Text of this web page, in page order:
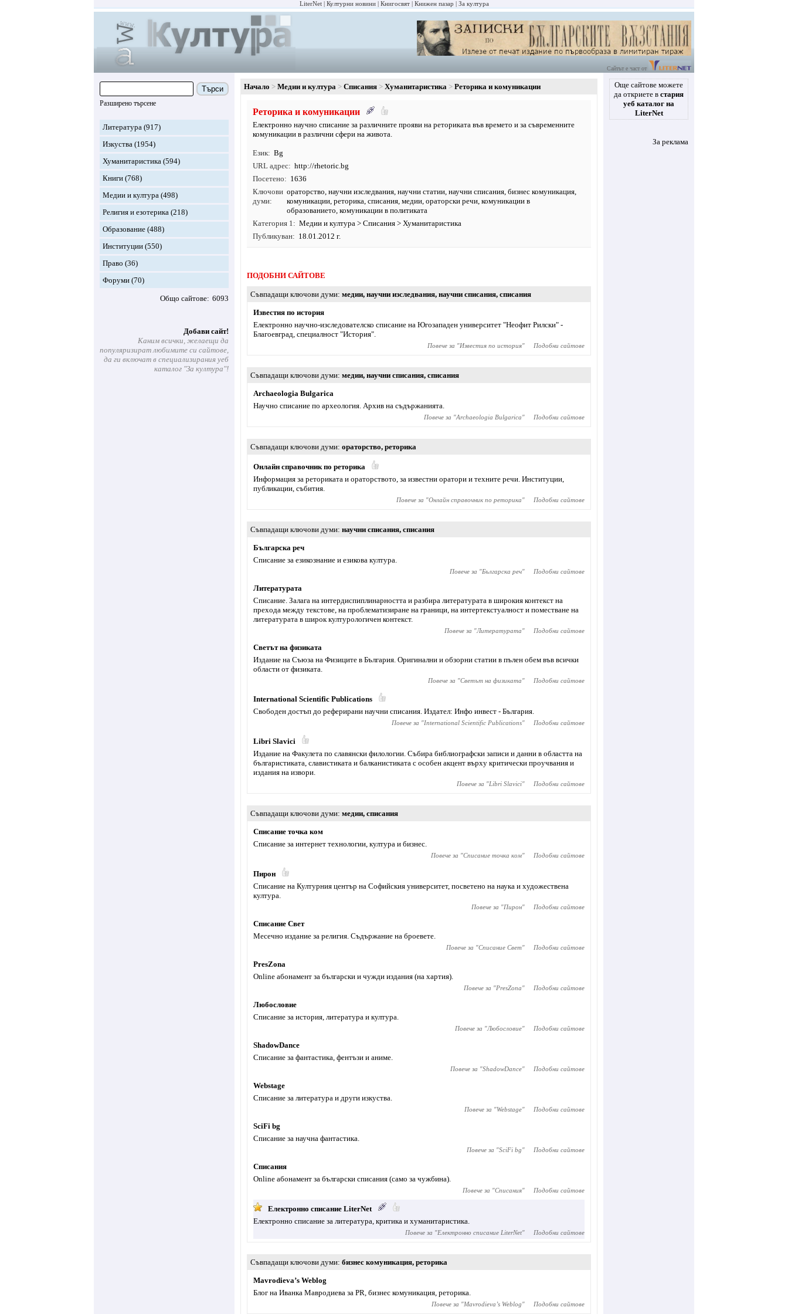
LiterNet Културни новини Книгосвят Книжен пазар За култура
Сайтът е част от
Търси
Разширено търсене
Литература (917)
Изкуства (1954)
Хуманитаристика (594)
Книги (768)
Медии и култура (498)
Религия и езотерика (218)
Образование (488)
Институции (550)
Право (36)
Форуми (70)
Общо сайтове 6093
Добави сайт!
Каним всички, желаещи да
популяризират любимите си сайтове,
да ги включат в специализирания уеб
каталог "За култура"!
Начало Медии и култура Списания Хуманитаристика Реторика и комуникации
Реторика и комуникации
Електронно научно списание за различните прояви на реториката във времето и за съвременните
комуникации в различни сфери на живота.
Език
Bg
URL адрес
http://rhetoric.bg
Посетено
1636
Ключови
думи
ораторство, научни изследвания, научни статии, научни списания, бизнес комуникация,
комуникации, реторика, списания, медии, ораторски речи, комуникации в
образованието, комуникации в политиката
Категория 1
Медии и култура > Списания > Хуманитаристика
Публикуван
18.01.2012 г.
ПОДОБНИ САЙТОВЕ
Съвпадащи ключови думи медии, научни изследвания, научни списания, списания
Известия по история
Електронно научно-изследователско списание на Югозападен университет "Неофит Рилски" -
Благоевград, специалност "История".
Повече за "Известия по история" Подобни сайтове
Съвпадащи ключови думи медии, научни списания, списания
Archaeologia Bulgarica
Научно списание по археология. Архив на съдържанията.
Повече за "Archaeologia Bulgarica" Подобни сайтове
Съвпадащи ключови думи ораторство, реторика
Онлайн справочник по реторика
Информация за реториката и ораторството, за известни оратори и техните речи. Институции,
публикации, събития.
Повече за "Онлайн справочник по реторика" Подобни сайтове
Съвпадащи ключови думи научни списания, списания
Българска реч
Списание за езикознание и езикова култура.
Повече за "Българска реч" Подобни сайтове
Литературата
Списание. Залага на интердиспиплинарността и разбира литературата в широкия контекст на
прехода между текстове, на проблематизиране на граници, на интертекстуалност и поместване на
литературата в широк културологичен контекст.
Повече за "Литературата" Подобни сайтове
Светът на физиката
Издание на Съюза на Физиците в България. Оригинални и обзорни статии в пълен обем във всички
области от физиката.
Повече за "Светът на физиката" Подобни сайтове
International Scientific Publications
Свободен достъп до реферирани научни списания. Издател: Инфо инвест - България.
Повече за "International Scientific Publications" Подобни сайтове
Libri Slavici
Издание на Факулета по славянски филологии. Събира библиографски записи и данни в областта на
българистиката, славистиката и балканистиката с особен акцент върху критически проучвания и
издания на извори.
Повече за "Libri Slavici" Подобни сайтове
Съвпадащи ключови думи медии, списания
Списание точка ком
Списание за интернет технологии, култура и бизнес.
Повече за "Списание точка ком" Подобни сайтове
Пирон
Списание на Културния център на Софийския университет, посветено на наука и художествена
култура.
Повече за "Пирон" Подобни сайтове
Списание Свет
Месечно издание за религия. Съдържание на броевете.
Повече за "Списание Свет" Подобни сайтове
PresZona
Online абонамент за български и чужди издания (на хартия).
Повече за "PresZona" Подобни сайтове
Любословие
Списание за история, литература и култура.
Повече за "Любословие" Подобни сайтове
ShadowDance
Списание за фантастика, фентъзи и аниме.
Повече за "ShadowDance" Подобни сайтове
Webstage
Списание за литература и други изкуства.
Повече за "Webstage" Подобни сайтове
SciFi bg
Списание за научна фантастика.
Повече за "SciFi bg" Подобни сайтове
Списания
Online абонамент за български списания (само за чужбина).
Повече за "Списания" Подобни сайтове
Електронно списание LiterNet
Електронно списание за литература, критика и хуманитаристика.
Повече за "Електронно списание LiterNet" Подобни сайтове
Съвпадащи ключови думи бизнес комуникация, реторика
Mavrodieva’s Weblog
Блог на Иванка Мавродиева за PR, бизнес комуникация, реторика.
Повече за "Mavrodieva’s Weblog" Подобни сайтове
Още сайтове можете
да откриете в стария
уеб каталог на
LiterNet
За реклама